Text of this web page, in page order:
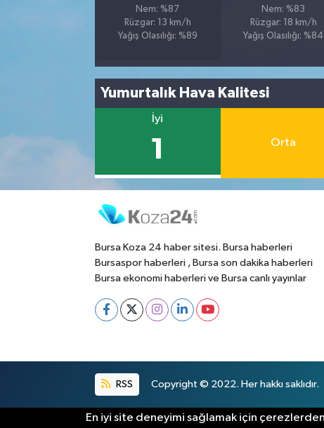
Nem: %87
Rüzgar: 13 km/h
Yağış Olasılığı: %89
Nem: %83
Rüzgar: 18 km/h
Yağış Olasılığı: %84
Yumurtalık Hava Kalitesi
İyi
1 Orta
Bursa Koza 24 haber sitesi. Bursa haberleri
Bursaspor haberleri , Bursa son dakika haberleri
Bursa ekonomi haberleri ve Bursa canlı yayınlar
RSS Copyright © 2022. Her hakkı saklıdır.
En iyi site deneyimi sağlamak için